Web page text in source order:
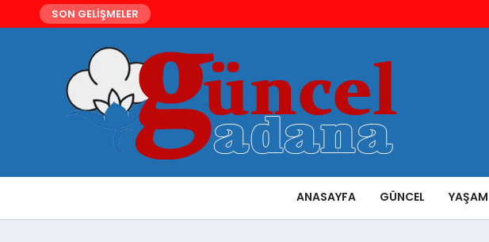
SON GELİŞMELER
ANASAYFA GÜNCEL YAŞAM